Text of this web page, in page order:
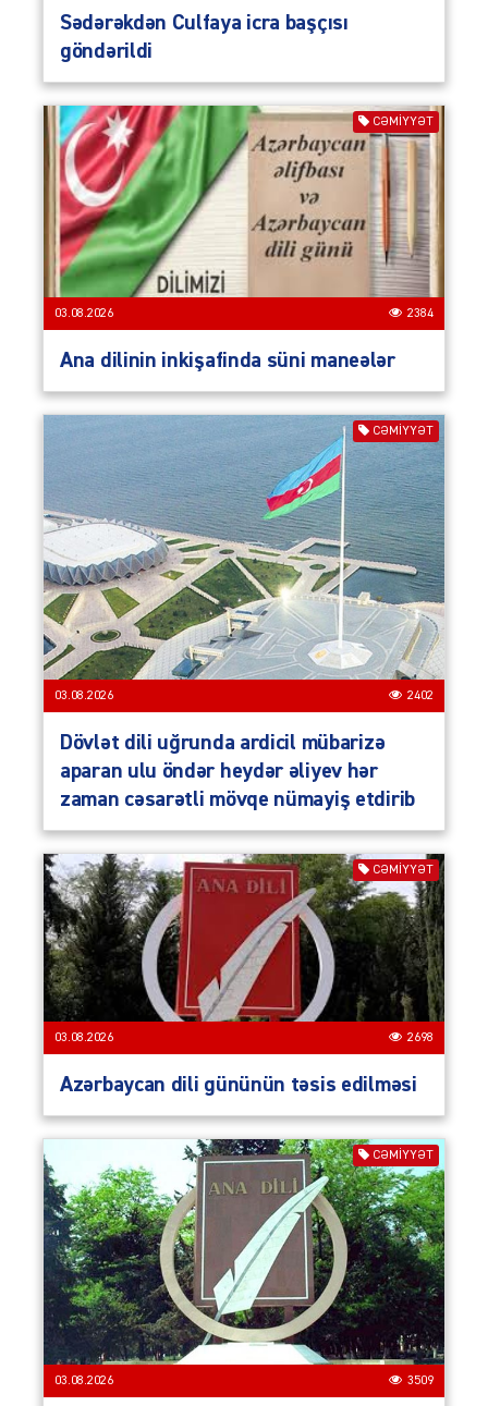
Sədərəkdən Culfaya icra başçısı
göndərildi
CƏMIYYƏT
03.08.2026 2384
Ana dilinin inkişafinda süni maneələr
CƏMIYYƏT
03.08.2026 2402
Dövlət dili uğrunda ardicil mübarizə
aparan ulu öndər heydər əliyev hər
zaman cəsarətli mövqe nümayiş etdirib
CƏMIYYƏT
03.08.2026 2698
Azərbaycan dili gününün təsis edilməsi
CƏMIYYƏT
03.08.2026 3509